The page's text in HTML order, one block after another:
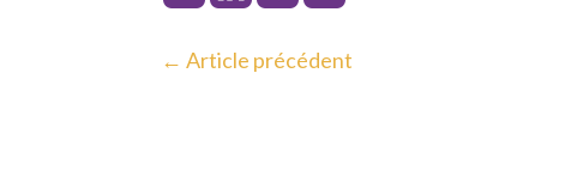
←Article précédent